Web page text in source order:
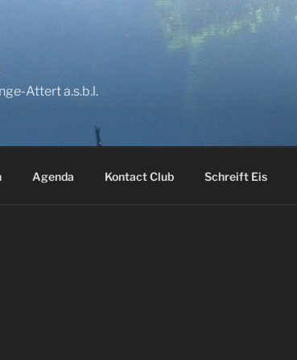
Attert a.s.b.l.
Agenda Kontact Club Schreift Eis